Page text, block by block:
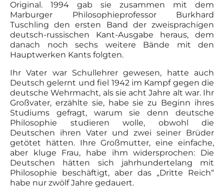
Original. 1994 gab sie zusammen mit dem
Marburger Philosophieprofessor Burkhard
Tuschling den ersten Band der zweisprachigen
deutsch-russischen Kant-Ausgabe heraus, dem
danach noch sechs weitere Bände mit den
Hauptwerken Kants folgten.
Ihr Vater war Schullehrer gewesen, hatte auch
Deutsch gelernt und fiel 1942 im Kampf gegen die
deutsche Wehrmacht, als sie acht Jahre alt war. Ihr
Großvater, erzählte sie, habe sie zu Beginn ihres
Studiums gefragt, warum sie denn deutsche
Philosophie studieren wolle, obwohl die
Deutschen ihren Vater und zwei seiner Brüder
getötet hätten. Ihre Großmutter, eine einfache,
aber kluge Frau, habe ihm widersprochen: Die
Deutschen hätten sich jahrhundertelang mit
Philosophie beschäftigt, aber das „Dritte Reich“
habe nur zwölf Jahre gedauert.